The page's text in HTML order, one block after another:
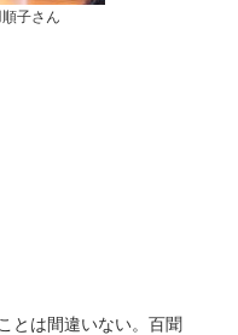
子さん
とは間違いない。百聞